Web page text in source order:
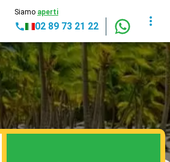
Siamo aperti
02 89 73 21 22